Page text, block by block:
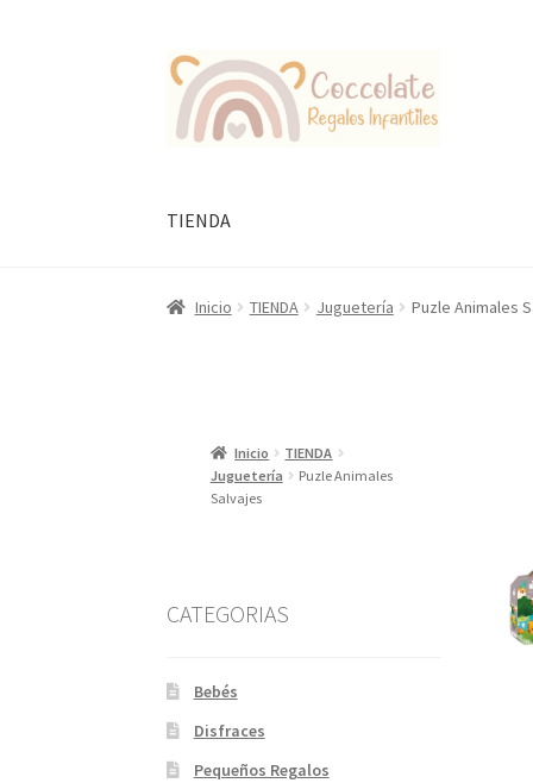
Ir
la
Ir
al
contenido
TIENDA
Inicio TIENDA Juguetería Puzle Animales
Inicio
TIENDA
Juguetería
Puzle Animales
Salvajes
CATEGORIAS
Bebés
Disfraces
Pequeños Regalos